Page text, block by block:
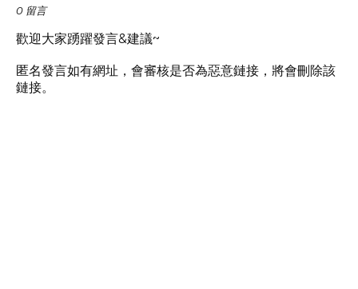
0 留言
歡迎大家踴躍發言&建議~
匿名發言如有網址，會審核是否為惡意鏈接，將會刪除該
鏈接。